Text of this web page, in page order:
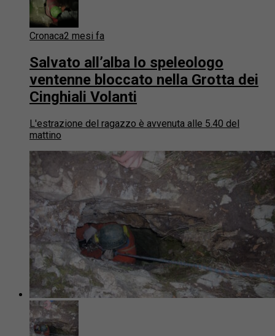
Cronaca2 mesi fa
Salvato all’alba lo speleologo
ventenne bloccato nella Grotta dei
Cinghiali Volanti
L'estrazione del ragazzo è avvenuta alle 5.40 del
mattino